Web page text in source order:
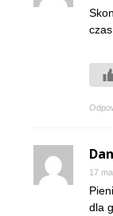
Dan
17
dla